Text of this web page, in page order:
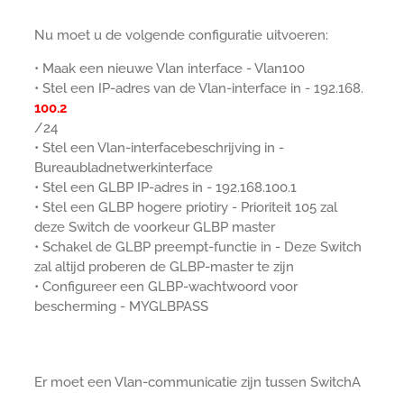
Nu moet u de volgende configuratie uitvoeren:
• Maak een nieuwe Vlan interface - Vlan100
• Stel een IP-adres van de Vlan-interface in - 192.168.
100.2
/24
• Stel een Vlan-interfacebeschrijving in -
Bureaubladnetwerkinterface
• Stel een GLBP IP-adres in - 192.168.100.1
• Stel een GLBP hogere priotiry - Prioriteit 105 zal
deze Switch de voorkeur GLBP master
• Schakel de GLBP preempt-functie in - Deze Switch
zal altijd proberen de GLBP-master te zijn
• Configureer een GLBP-wachtwoord voor
bescherming - MYGLBPASS
Er moet een Vlan-communicatie zijn tussen SwitchA